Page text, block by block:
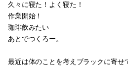
久々に寝た！よく寝た！
作業開始！
珈琲飲みたい
あとでつくろー。
最近は体のことを考えブラックに寄せ